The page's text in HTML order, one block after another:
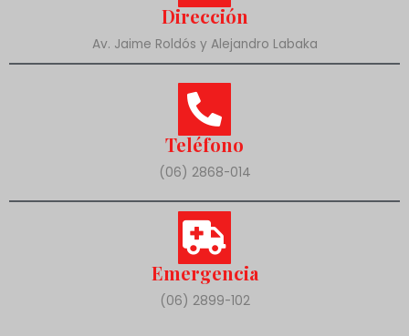
Dirección
Av. Jaime Roldós y Alejandro Labaka
Teléfono
(06) 2868-014
Emergencia
(06) 2899-102